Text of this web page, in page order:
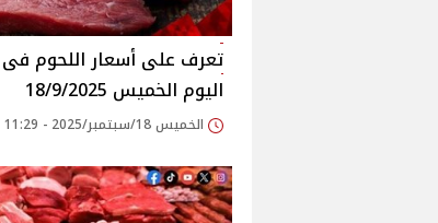
اليوم الخميس 18/9/2025
الخميس 18/سبتمبر/2025 - 11:29 ص